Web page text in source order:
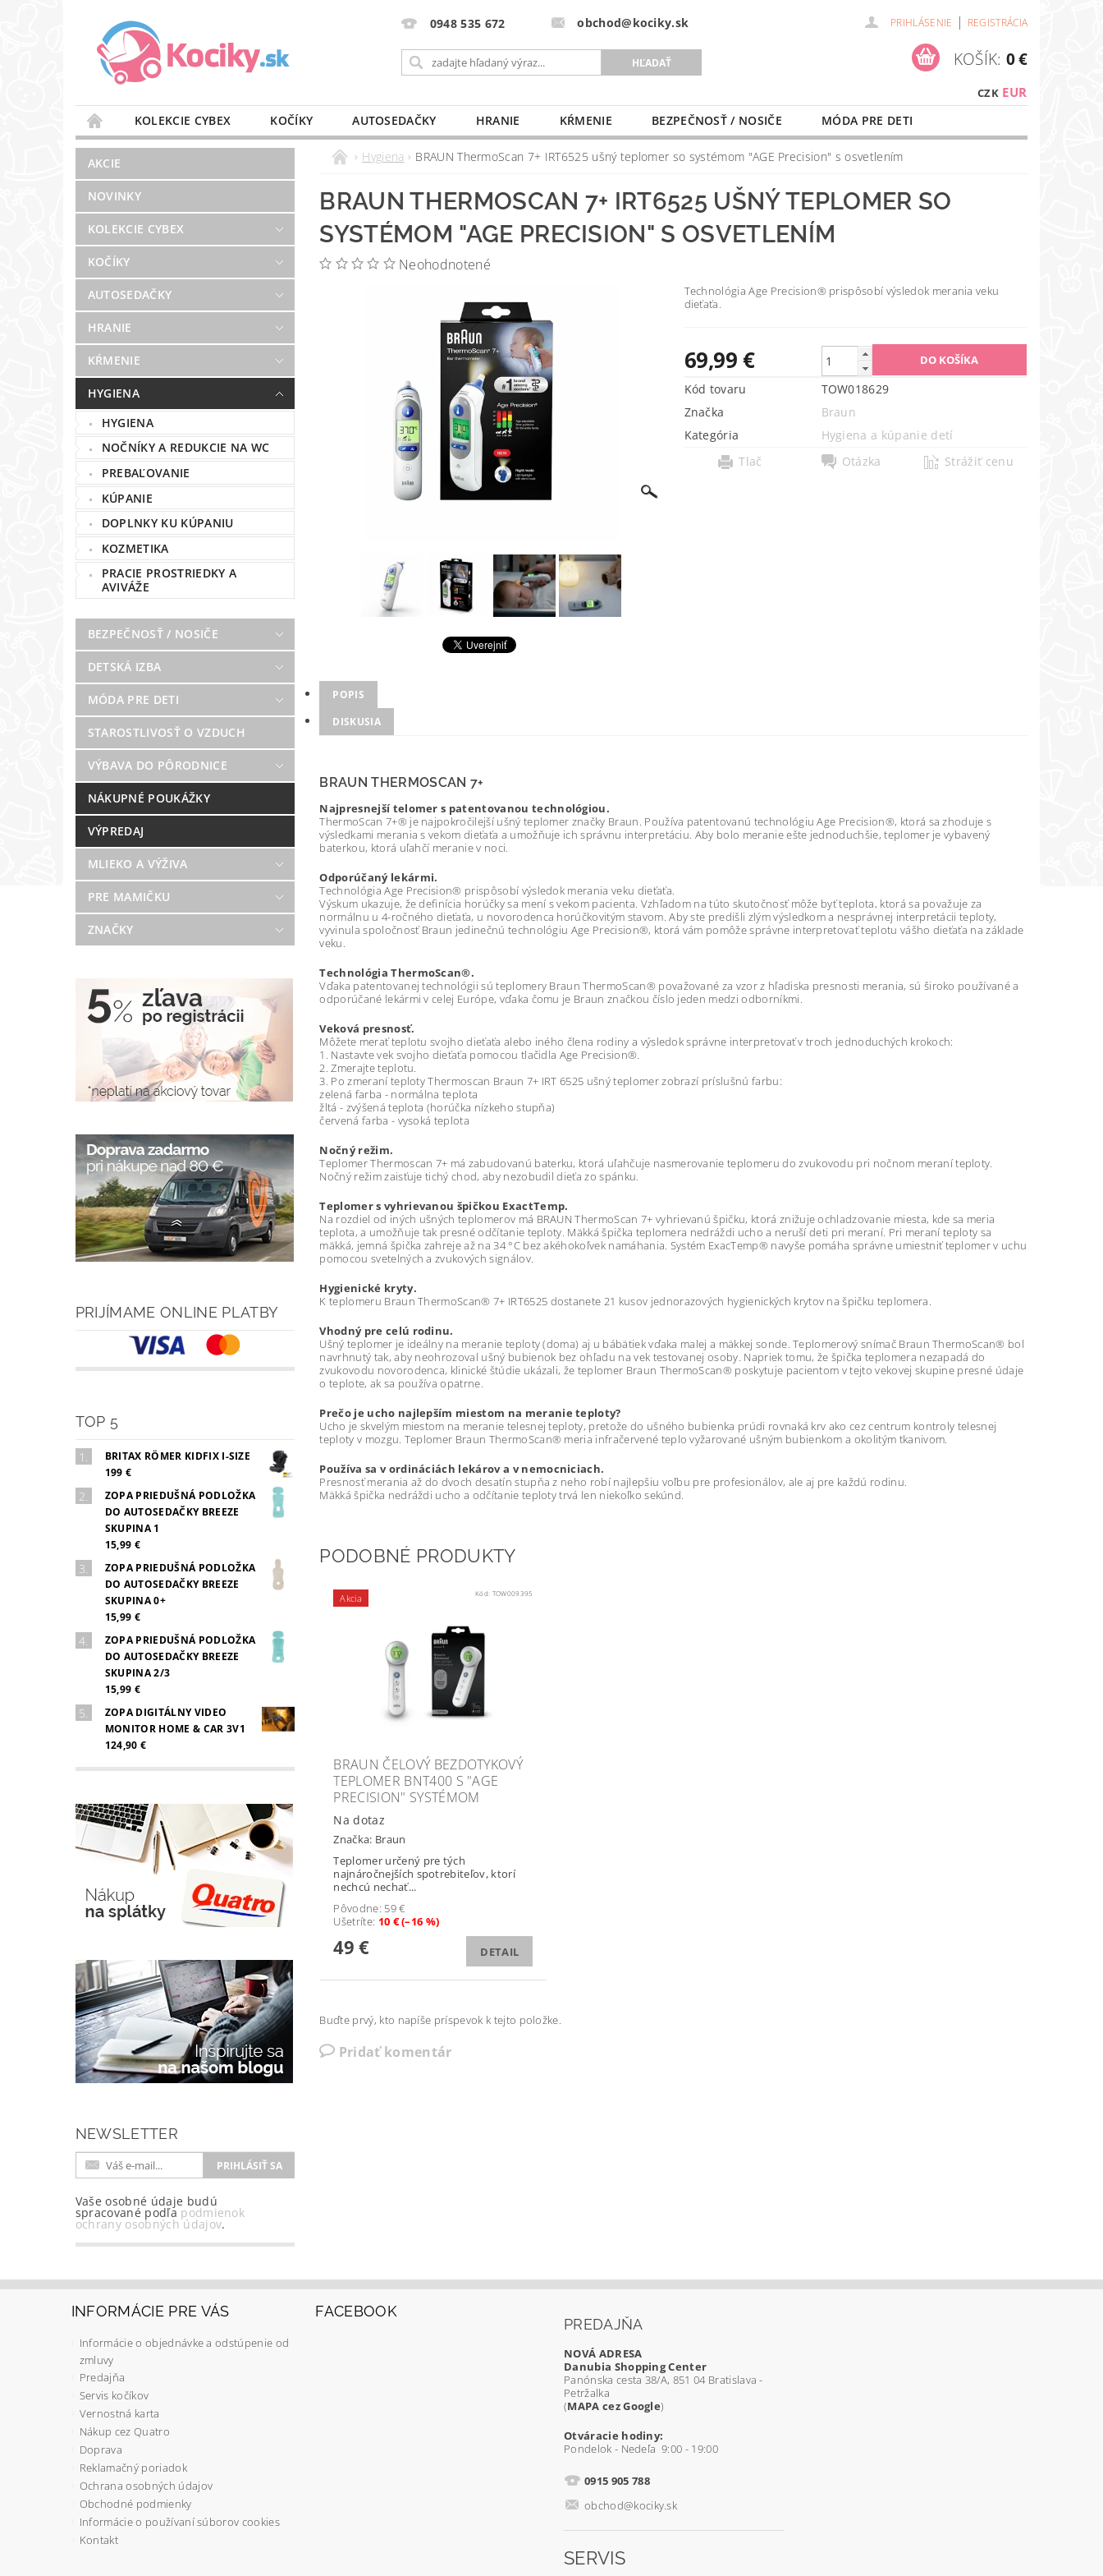
0948 535 672 obchod@kociky.sk PRIHLÁSENIE | REGISTRÁCIA
CZK EUR
KOŠÍK: 0 €
KOLEKCIE CYBEX KOČÍKY AUTOSEDAČKY HRANIE KŔMENIE BEZPEČNOSŤ / NOSIČE
MÓDA PRE DETI
STAROSTLIVOSŤ O VZDUCH
VÝBAVA DO PÔRODNICE MLIEKO A VÝŽIVA PRE MAMIČKU NAŠE SLUŽBY
O NÁKUPE
BLOG
PREDAJŇA KONTAKT
AKCIE
NOVINKY
KOLEKCIE CYBEX
KOČÍKY
AUTOSEDAČKY
HRANIE
KŔMENIE
HYGIENA
HYGIENA
NOČNÍKY A REDUKCIE NA WC
PREBAĽOVANIE
KÚPANIE
DOPLNKY KU KÚPANIU
KOZMETIKA
PRACIE PROSTRIEDKY A
AVIVÁŽE
BEZPEČNOSŤ / NOSIČE
DETSKÁ IZBA
MÓDA PRE DETI
STAROSTLIVOSŤ O VZDUCH
VÝBAVA DO PÔRODNICE
NÁKUPNÉ POUKÁŽKY
VÝPREDAJ
MLIEKO A VÝŽIVA
PRE MAMIČKU
ZNAČKY
PRIJÍMAME ONLINE PLATBY
TOP 5
BRITAX RÖMER KIDFIX I-SIZE
199 €
ZOPA PRIEDUŠNÁ PODLOŽKA
DO AUTOSEDAČKY BREEZE
SKUPINA 1
15,99 €
ZOPA PRIEDUŠNÁ PODLOŽKA
DO AUTOSEDAČKY BREEZE
SKUPINA 0+
15,99 €
ZOPA PRIEDUŠNÁ PODLOŽKA
DO AUTOSEDAČKY BREEZE
SKUPINA 2/3
15,99 €
ZOPA DIGITÁLNY VIDEO
MONITOR HOME & CAR 3V1
124,90 €
NEWSLETTER
Vaše osobné údaje budú
spracované podľa podmienok
ochrany osobných údajov.
Hygiena BRAUN ThermoScan 7+ IRT6525 ušný teplomer so systémom "AGE Precision" s osvetlením
BRAUN THERMOSCAN 7+ IRT6525 UŠNÝ TEPLOMER SO
SYSTÉMOM "AGE PRECISION" S OSVETLENÍM
Neohodnotené
Technológia Age Precision® prispôsobí výsledok merania veku
dieťaťa.
69,99 €
Kód tovaru
TOW018629
Značka
Braun
Kategória
Hygiena a kúpanie detí
Tlač
Otázka Strážiť cenu
POPIS
DISKUSIA
BRAUN THERMOSCAN 7+
Najpresnejší telomer s patentovanou technológiou.
ThermoScan 7+® je najpokročilejší ušný teplomer značky Braun. Používa patentovanú technológiu Age Precision®, ktorá sa zhoduje s
výsledkami merania s vekom dieťaťa a umožňuje ich správnu interpretáciu. Aby bolo meranie ešte jednoduchšie, teplomer je vybavený
baterkou, ktorá uľahčí meranie v noci.
Odporúčaný lekármi.
Technológia Age Precision® prispôsobí výsledok merania veku dieťaťa.
Výskum ukazuje, že definícia horúčky sa mení s vekom pacienta. Vzhľadom na túto skutočnosť môže byť teplota, ktorá sa považuje za
normálnu u 4-ročného dieťaťa, u novorodenca horúčkovitým stavom. Aby ste predišli zlým výsledkom a nesprávnej interpretácii teploty,
vyvinula spoločnosť Braun jedinečnú technológiu Age Precision®, ktorá vám pomôže správne interpretovať teplotu vášho dieťaťa na základe
veku.
Technológia ThermoScan®.
Vďaka patentovanej technológii sú teplomery Braun ThermoScan® považované za vzor z hľadiska presnosti merania, sú široko používané a
odporúčané lekármi v celej Európe, vďaka čomu je Braun značkou číslo jeden medzi odborníkmi.
Veková presnosť.
Môžete merať teplotu svojho dieťaťa alebo iného člena rodiny a výsledok správne interpretovať v troch jednoduchých krokoch:
1. Nastavte vek svojho dieťaťa pomocou tlačidla Age Precision®.
2. Zmerajte teplotu.
3. Po zmeraní teploty Thermoscan Braun 7+ IRT 6525 ušný teplomer zobrazí príslušnú farbu:
zelená farba - normálna teplota
žltá - zvýšená teplota (horúčka nízkeho stupňa)
červená farba - vysoká teplota
Nočný režim.
Teplomer Thermoscan 7+ má zabudovanú baterku, ktorá uľahčuje nasmerovanie teplomeru do zvukovodu pri nočnom meraní teploty.
Nočný režim zaisťuje tichý chod, aby nezobudil dieťa zo spánku.
Teplomer s vyhrievanou špičkou ExactTemp.
Na rozdiel od iných ušných teplomerov má BRAUN ThermoScan 7+ vyhrievanú špičku, ktorá znižuje ochladzovanie miesta, kde sa meria
teplota, a umožňuje tak presné odčítanie teploty. Mäkká špička teplomera nedráždi ucho a neruší deti pri meraní. Pri meraní teploty sa
mäkká, jemná špička zahreje až na 34 °C bez akéhokoľvek namáhania. Systém ExacTemp® navyše pomáha správne umiestniť teplomer v uchu
pomocou svetelných a zvukových signálov.
Hygienické kryty.
K teplomeru Braun ThermoScan® 7+ IRT6525 dostanete 21 kusov jednorazových hygienických krytov na špičku teplomera.
Vhodný pre celú rodinu.
Ušný teplomer je ideálny na meranie teploty (doma) aj u bábätiek vďaka malej a mäkkej sonde. Teplomerový snímač Braun ThermoScan® bol
navrhnutý tak, aby neohrozoval ušný bubienok bez ohľadu na vek testovanej osoby. Napriek tomu, že špička teplomera nezapadá do
zvukovodu novorodenca, klinické štúdie ukázali, že teplomer Braun ThermoScan® poskytuje pacientom v tejto vekovej skupine presné údaje
o teplote, ak sa používa opatrne.
Prečo je ucho najlepším miestom na meranie teploty?
Ucho je skvelým miestom na meranie telesnej teploty, pretože do ušného bubienka prúdi rovnaká krv ako cez centrum kontroly telesnej
teploty v mozgu. Teplomer Braun ThermoScan® meria infračervené teplo vyžarované ušným bubienkom a okolitým tkanivom.
Používa sa v ordináciách lekárov a v nemocniciach.
Presnosť merania až do dvoch desatín stupňa z neho robí najlepšiu voľbu pre profesionálov, ale aj pre každú rodinu.
Mäkká špička nedráždi ucho a odčítanie teploty trvá len niekoľko sekúnd.
PODOBNÉ PRODUKTY
Akcia Kód: TOW009395
BRAUN ČELOVÝ BEZDOTYKOVÝ
TEPLOMER BNT400 S "AGE
PRECISION" SYSTÉMOM
Na dotaz
Značka: Braun
Teplomer určený pre tých
najnáročnejších spotrebiteľov, ktorí
nechcú nechať...
Pôvodne: 59 €
Ušetríte: 10 € (–16 %)
49 € DETAIL
Buďte prvý, kto napíše príspevok k tejto položke.
Pridať komentár
INFORMÁCIE PRE VÁS
Informácie o objednávke a odstúpenie od
zmluvy
Predajňa
Servis kočíkov
Vernostná karta
Nákup cez Quatro
Doprava
Reklamačný poriadok
Ochrana osobných údajov
Obchodné podmienky
Informácie o používaní súborov cookies
Kontakt
FACEBOOK
PREDAJŇA
NOVÁ ADRESA
Danubia Shopping Center
Panónska cesta 38/A, 851 04 Bratislava -
Petržalka
(MAPA cez Google)
Otváracie hodiny:
Pondelok - Nedeľa 9:00 - 19:00
0915 905 788
obchod@kociky.sk
SERVIS